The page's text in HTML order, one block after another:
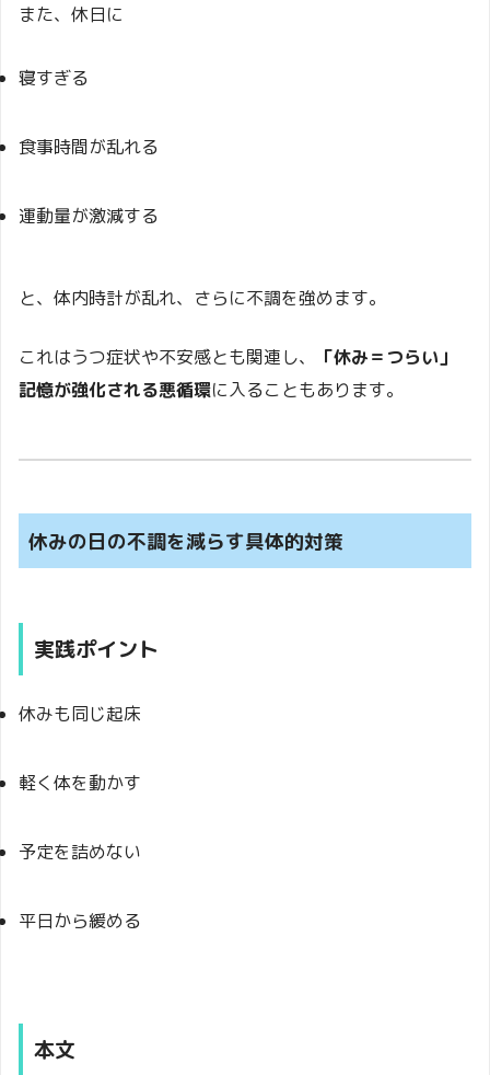
また、休日に
寝すぎる
食事時間が乱れる
運動量が激減する
と、体内時計が乱れ、さらに不調を強めます。
これはうつ症状や不安感とも関連し、
「休み＝つらい」
記憶が強化される悪循環に入ることもあります。
休みの日の不調を減らす具体的対策
実践ポイント
休みも同じ起床
軽く体を動かす
予定を詰めない
平日から緩める
本文